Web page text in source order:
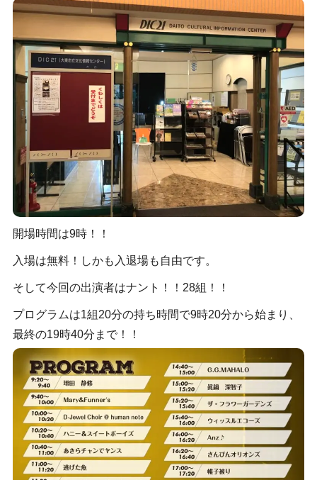
開場時間は9時！！
入場は無料！しかも入退場も自由です。
そして今回の出演者はナント！！28組！！
プログラムは1組20分の持ち時間で9時20分から始まり、
最終の19時40分まで！！